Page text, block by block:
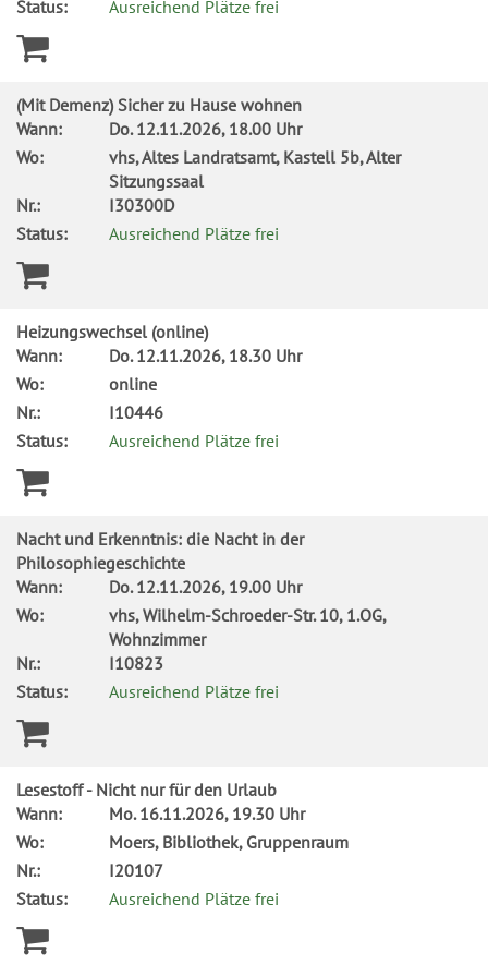
Status:
Ausreichend Plätze frei
(Mit Demenz) Sicher zu Hause wohnen
Wann:
Do.12.11.2026, 18.00 Uhr
Wo:
vhs, Altes Landratsamt, Kastell 5b, Alter
Sitzungssaal
Nr.:
I30300D
Status:
Ausreichend Plätze frei
Heizungswechsel (online)
Wann:
Do.12.11.2026, 18.30 Uhr
Wo:
online
Nr.:
I10446
Status:
Ausreichend Plätze frei
Nacht und Erkenntnis: die Nacht in der
Philosophiegeschichte
Wann:
Do.12.11.2026, 19.00 Uhr
Wo:
vhs, Wilhelm-Schroeder-Str. 10, 1.OG,
Wohnzimmer
Nr.:
I10823
Status:
Ausreichend Plätze frei
Lesestoff - Nicht nur für den Urlaub
Wann:
Mo.16.11.2026, 19.30 Uhr
Wo:
Moers, Bibliothek, Gruppenraum
Nr.:
I20107
Status:
Ausreichend Plätze frei